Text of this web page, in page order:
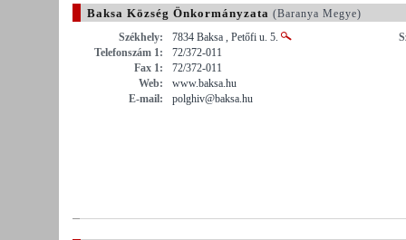
Baksa Község Önkormányzata (Baranya Megye)
Székhely:
7834 Baksa , Petőfi u. 5.
Telefonszám 1:
72/372-011
Fax 1:
72/372-011
Web:
www.baksa.hu
E-mail:
polghiv@baksa.hu